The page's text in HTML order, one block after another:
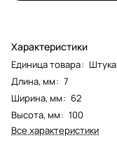
Характеристики
Единица товара: Штука
Длина, мм: 7
Ширина, мм: 62
Высота, мм: 100
Все характеристики